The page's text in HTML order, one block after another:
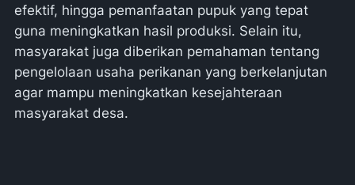
efektif, hingga pemanfaatan pupuk yang tepat
guna meningkatkan hasil produksi. Selain itu,
masyarakat juga diberikan pemahaman tentang
pengelolaan usaha perikanan yang berkelanjutan
agar mampu meningkatkan kesejahteraan
masyarakat desa.